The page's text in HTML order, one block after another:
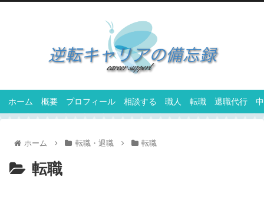
ホーム 概要 プロフィール 相談する 職人 転職 退職代行
ホーム 転職・退職 転職
転職